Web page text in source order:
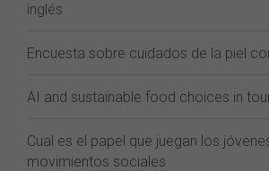
inglés
Encuesta sobre cuidados de la piel
AI and sustainable food choices in
Cual es el papel que juegan los
movimientos sociales